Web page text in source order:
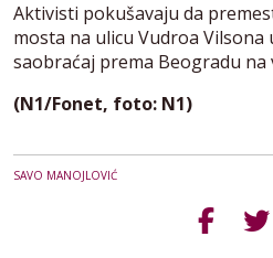
Aktivisti pokušavaju da
mosta na ulicu Vudroa
saobraćaj prema Beogradu na
(N1/Fonet, foto: N1)
SAVO MANOJLOVIĆ